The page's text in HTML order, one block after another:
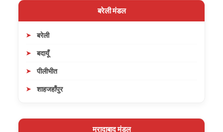
बरेली मंडल
बरेली
बदायूँ
पीलीभीत
शाहजहाँपुर
मुरादाबाद मंडल